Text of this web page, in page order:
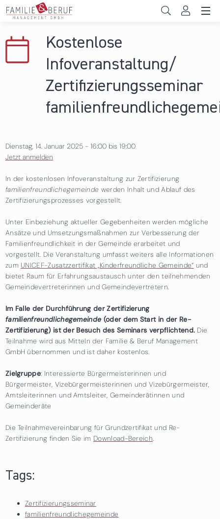
Direkt zum Inhalt
Hochschulen
Persönliche Vereinbarkeit
News & Events
Kostenlose
Infoveranstaltung/
Zertifizierungsseminar
Dienstag, 14. Januar 2025 - 16:00bis 19:00
Jetzt anmelden
In der kostenlosen Infoveranstaltung zur Zertifizierung
familienfreundlichegemeinde werden Inhalt und Ablauf des
Zertifizierungsprozesses vorgestellt.
Unter Einbeziehung aktueller Gegebenheiten werden mögliche
Ansätze und Umsetzungsmaßnahmen zur Verbesserung der
Familienfreundlichkeit in der Gemeinde erarbeitet und
vorgestellt. Die Veranstaltung umfasst weiters alle Informationen
zum UNICEF-Zusatzzertifikat „Kinderfreundliche Gemeinde“ und
bietet Raum für Erfahrungsaustausch unter den teilnehmenden
Gemeindevertreterinnen und Gemeindevertretern.
Im Falle der Durchführung der Zertifizierung
familienfreundlichegemeinde (oder dem Start in der Re-
Zertifizierung) ist der Besuch des Seminars verpflichtend. Die
Teilnahme wird aus Mitteln der Familie & Beruf Management
GmbH übernommen und ist daher kostenlos.
Zielgruppe: Interessierte Bürgermeisterinnen und
Bürgermeister, Vizebürgermeisterinnen und Vizebürgermeister,
Amtsleiterinnen und Amtsleiter, Gemeinderätinnen und
Gemeinderäte
Die Teilnahmevereinbarung für Grundzertifikat und Re-
Zertifizierung finden Sie im Download-Bereich.
Tags:
Zertifizierungsseminar
familienfreundlichegemeinde